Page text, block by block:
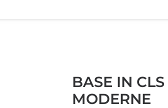
BASE IN
MODERNE